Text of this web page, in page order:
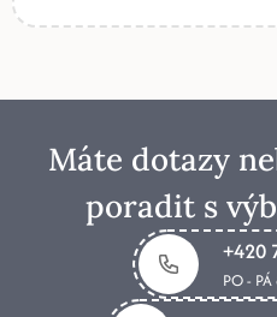
Máte dotazy
poradit s
+420
PO -